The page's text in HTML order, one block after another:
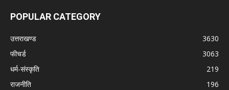
POPULAR CATEGORY
उत्तराखण्ड
3630
फीचर्ड
3063
धर्म-संस्कृति
219
राजनीति
196